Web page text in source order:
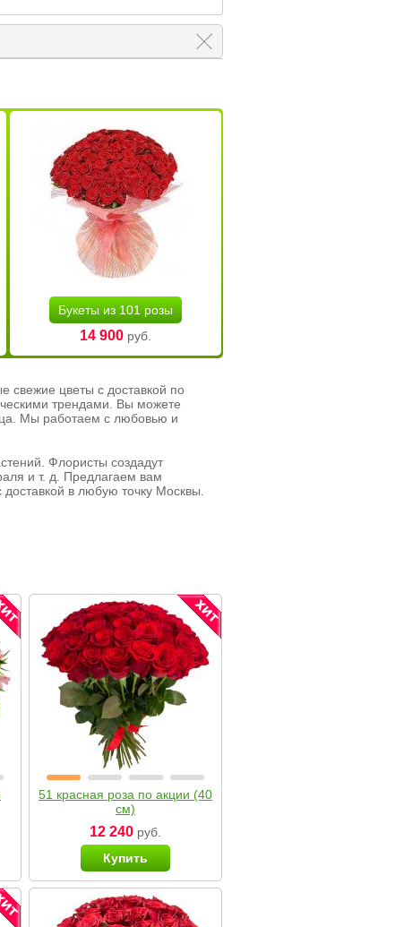
Букеты из 101 розы
14 900руб.
свежие цветы с доставкой по
трендами. Вы можете
Мы работаем с любовью и
Флористы создадут
и т. д. Предлагаем вам
в любую точку Москвы.
51 красная роза по акции (40
см)
12 240 руб.
Купить